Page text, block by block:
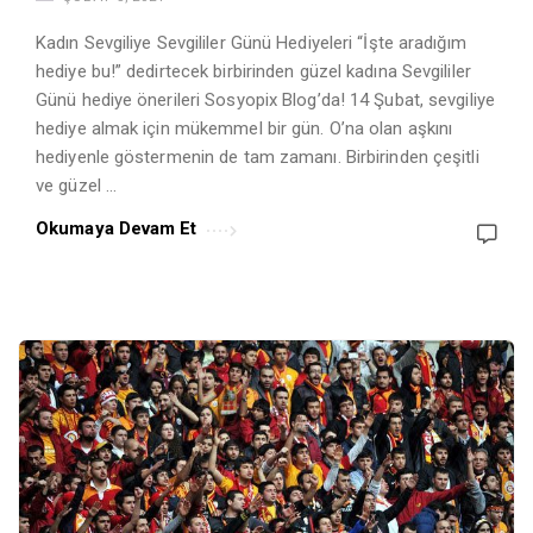
Kadın Sevgiliye Sevgililer Günü Hediyeleri “İşte aradığım
hediye bu!” dedirtecek birbirinden güzel kadına Sevgililer
Günü hediye önerileri Sosyopix Blog’da! 14 Şubat, sevgiliye
hediye almak için mükemmel bir gün. O’na olan aşkını
hediyenle göstermenin de tam zamanı. Birbirinden çeşitli
ve güzel …
Okumaya Devam Et